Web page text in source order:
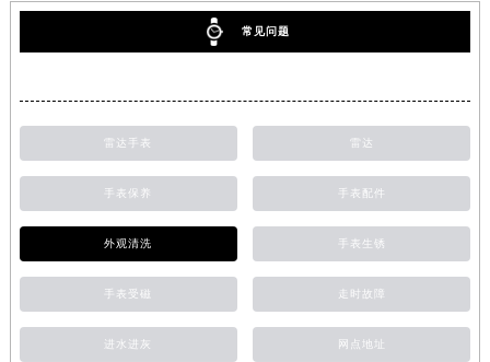
常见问题
雷达手表 雷达
手表保养 手表配件
外观清洗 手表生锈
手表受磁 走时故障
进水进灰 网点地址